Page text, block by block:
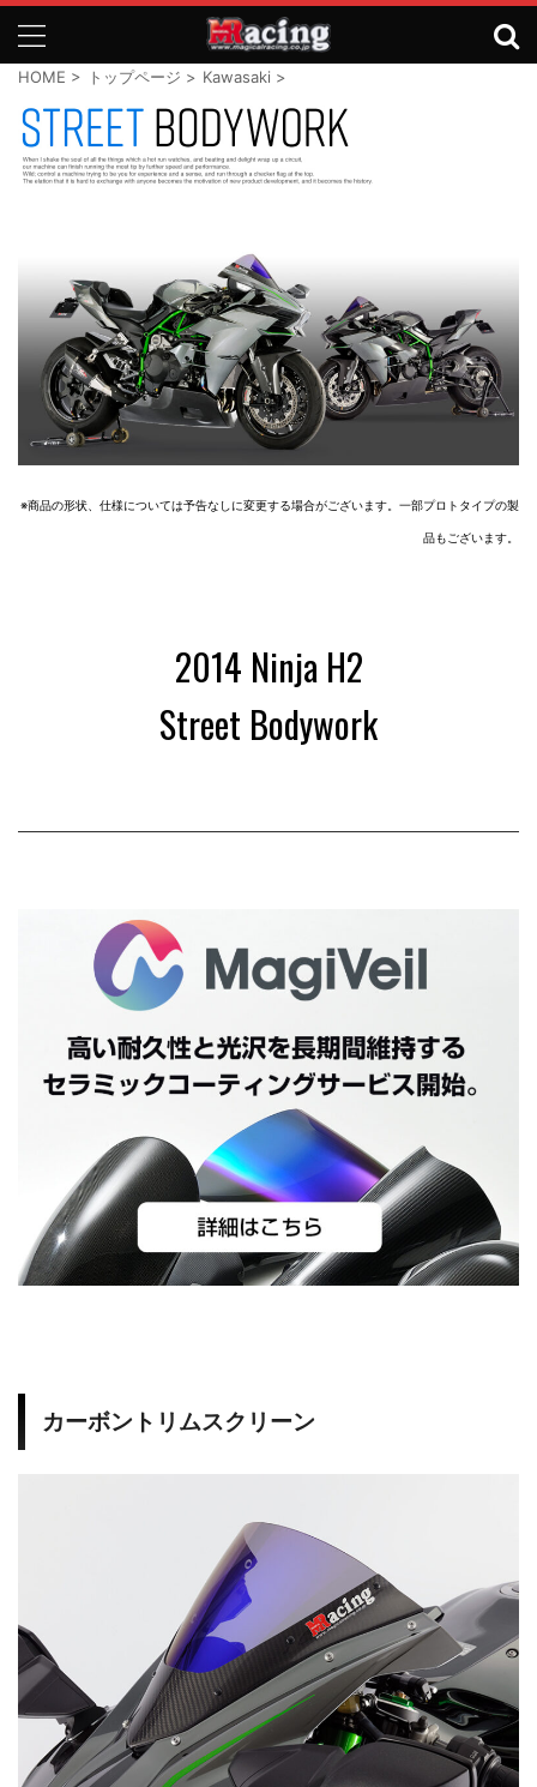
HOME > トップページ > Kawasaki >
※商品の形状、仕様については予告なしに変更する場合がございます。一部プロトタイプの製
品もございます。
1
a
2
r
e
2014 Ninja H2
Street Bodywork
カーボントリムスクリーン